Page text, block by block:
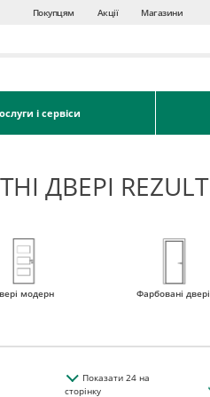
Покупцям Акції Магазини
і сервіси
ДВЕРІ REZULT
модерн Фарбовані двері
Показати24на
сторінку